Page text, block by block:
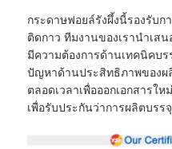
กระดาษฟอยล์รังผึ้งนี้รองรับ
ติดกาว ทีมงานของเรานำเส
มีความต้องการด้านเทคนิคบ
ปัญหาด้านประสิทธิภาพของ
ตลอดเวลาเพื่อออกเอกสาร
เพื่อรับประกันว่าการผลิตบร